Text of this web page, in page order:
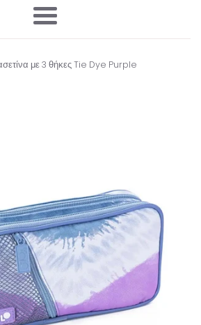
Μενού
με 3 θήκες Tie Dye Purple